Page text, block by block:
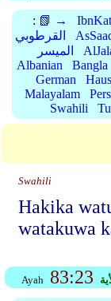
: 📗 →
القرطوبي
الميسر
Albanian
Bangla
German
Malayalam
Swahili
Swahili
Hakika
watakuwa
Ayah 83:23